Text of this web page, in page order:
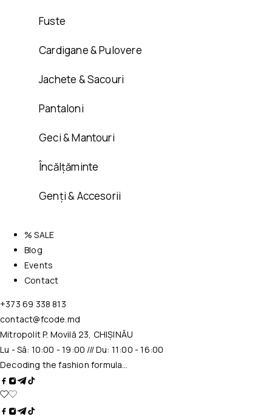
Fuste
Cardigane & Pulovere
Jachete & Sacouri
Pantaloni
Geci & Mantouri
Încălțăminte
Genți & Accesorii
% SALE
Blog
Events
Contact
+373 69 338 813
contact@fcode.md
Mitropolit P. Movilă 23, CHIȘINĂU
Lu - Sâ: 10:00 - 19:00 /// Du: 11:00 - 16:00
Decoding the fashion formula…